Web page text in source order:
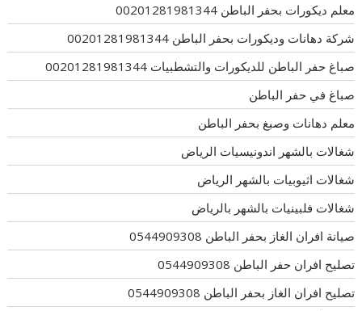
معلم ديكورات بحفر الباطن 00201281981344
شركة دهانات وديكورات بحفر الباطن 00201281981344
صباغ حفر الباطن للديكورات والتشطبيات 00201281981344
صباغ في حفر الباطن
معلم دهانات وصبغ بحفر الباطن
شغالات بالشهر اندونيسيات الرياض
شغالات اثيوبيات بالشهر الرياض
شغالات فلبينيات بالشهر بالرياض
صيانة افران الغاز بحفر الباطن 0544909308
تصليح افران حفر الباطن 0544909308
تصليح افران الغاز بحفر الباطن 0544909308